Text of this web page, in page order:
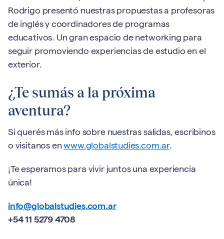
Rodrigo presentó nuestras propuestas a profesoras
de inglés y coordinadores de programas
educativos. Un gran espacio de networking para
seguir promoviendo experiencias de estudio en el
exterior.
¿Te sumás a la próxima
aventura?
Si querés más info sobre nuestras salidas, escribinos
o visitanos enwww.globalstudies.com.ar.
¡Te esperamos para vivir juntos una experiencia
única!
info@globalstudies.com.ar
+54 11 5279 4708